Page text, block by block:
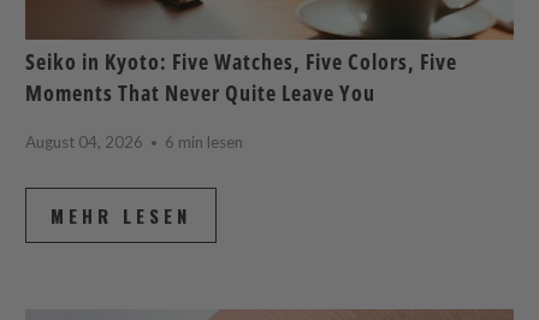
Seiko in Kyoto: Five Watches, Five Colors, Five
Moments That Never Quite Leave You
August 04, 2026 6 min lesen
MEHR LESEN